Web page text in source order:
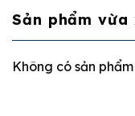
Sản phẩm vừa
Không có sản